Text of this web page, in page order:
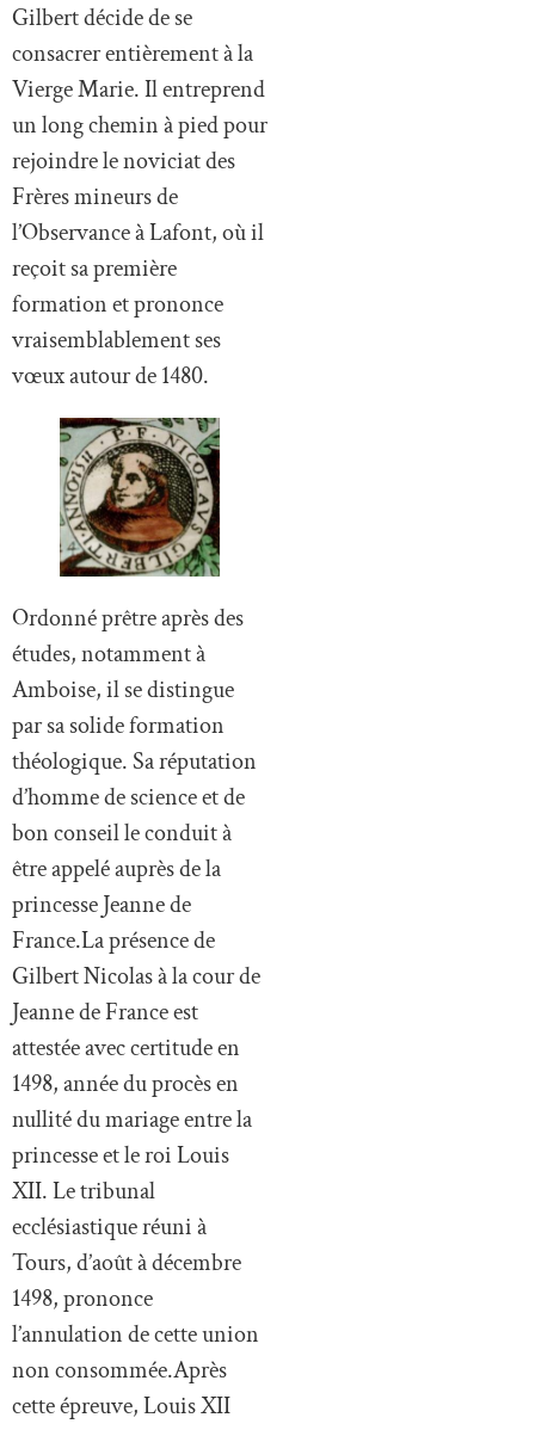
Gilbert décide de se
consacrer entièrement à la
Vierge Marie. Il entreprend
un long chemin à pied pour
rejoindre le noviciat des
Frères mineurs de
l’Observance à Lafont, où il
reçoit sa première
formation et prononce
vraisemblablement ses
vœux autour de 1480.
Ordonné prêtre après des
études, notamment à
Amboise, il se distingue
par sa solide formation
théologique. Sa réputation
d’homme de science et de
bon conseil le conduit à
être appelé auprès de la
princesse Jeanne de
France.La présence de
Gilbert Nicolas à la cour de
Jeanne de France est
attestée avec certitude en
1498, année du procès en
nullité du mariage entre la
princesse et le roi Louis
XII. Le tribunal
ecclésiastique réuni à
Tours, d’août à décembre
1498, prononce
l’annulation de cette union
non consommée.Après
cette épreuve, Louis XII